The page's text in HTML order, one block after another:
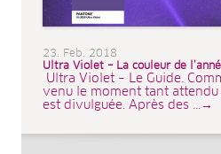
23. Feb. 2018
Ultra Violet – La couleur de
Ultra Violet – Le Guide.
venu le moment tant
est divulguée. Après des ...→